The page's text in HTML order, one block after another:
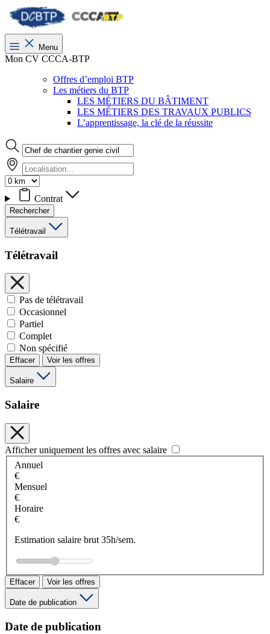
Menu
Mon CV CCCA-BTP
Offres d’emploi BTP
Les métiers du BTP
LES MÉTIERS DU BÂTIMENT
LES MÉTIERS DES TRAVAUX PUBLICS
L’apprentissage, la clé de la réussite
Contrat
Rechercher
Télétravail
Télétravail
Pas de télétravail
Occasionnel
Partiel
Complet
Non spécifié
Effacer Voir les offres
Salaire
Salaire
Afficher uniquement les offres avec salaire
Annuel
€
Mensuel
€
Horaire
€
Estimation salaire brut 35h/sem.
Effacer Voir les offres
Date de publication
Date de publication